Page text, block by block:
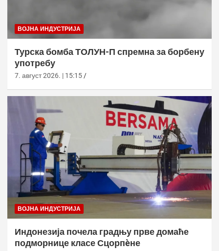
ВОЈНА ИНДУСТРИЈА
Турска бомба ТОЛУН-П спремна за борбену
употребу
7. август 2026. | 15:15
ВОЈНА ИНДУСТРИЈА
Индонезија почела градњу прве домаће
подморнице класе Сцорпèне